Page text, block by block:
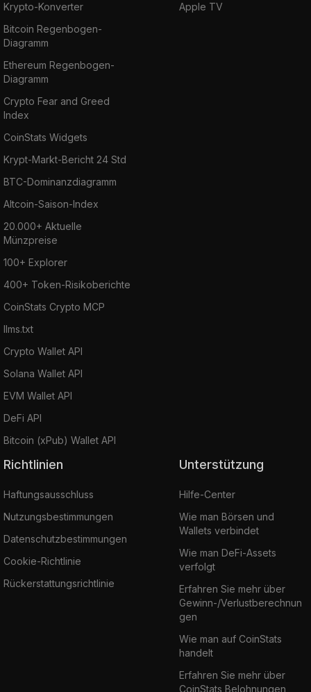
Krypto-Konverter
Bitcoin Regenbogen-
Diagramm
Ethereum Regenbogen-
Diagramm
Crypto Fear and Greed
Index
CoinStats Widgets
Krypt-Markt-Bericht 24 Std
BTC-Dominanzdiagramm
Altcoin-Saison-Index
20.000+ Aktuelle
Münzpreise
100+ Explorer
400+ Token-Risikoberichte
CoinStats Crypto MCP
llms.txt
Crypto Wallet API
Solana Wallet API
EVM Wallet API
DeFi API
Bitcoin (xPub) Wallet API
Apple TV
Richtlinien
Haftungsausschluss
Nutzungsbestimmungen
Datenschutzbestimmungen
Cookie-Richtlinie
Rückerstattungsrichtlinie
Unterstützung
Hilfe-Center
Wie man Börsen und
Wallets verbindet
Wie man DeFi-Assets
verfolgt
Erfahren Sie mehr über
Gewinn-/Verlustberechnun
gen
Wie man auf CoinStats
handelt
Erfahren Sie mehr über
CoinStats Belohnungen